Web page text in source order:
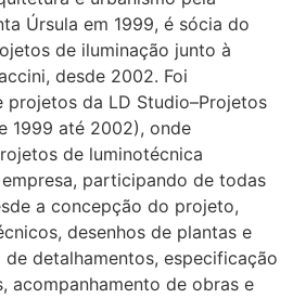
Úrsula em 1999, é sócia do
de iluminação junto à
desde 2002. Foi
projetos da LD Studio–Projetos
1999 até 2002), onde
de luminotécnica
participando de todas
a concepção do projeto,
desenhos de plantas e
detalhamentos, especificação
acompanhamento de obras e